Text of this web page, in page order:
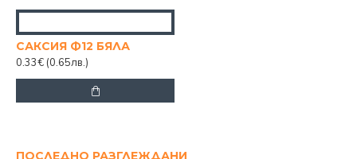
САКСИЯ Ф12 БЯЛА
0.33€ (0.65лв.)
ПОСЛЕДНО РАЗГЛЕЖДАНИ